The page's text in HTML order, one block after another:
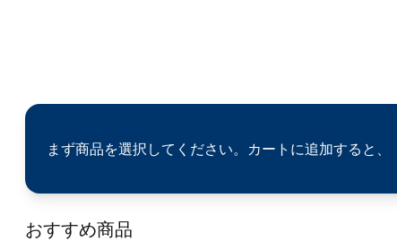
まず商品を選択してください。カートに追加すると、
おすすめ商品